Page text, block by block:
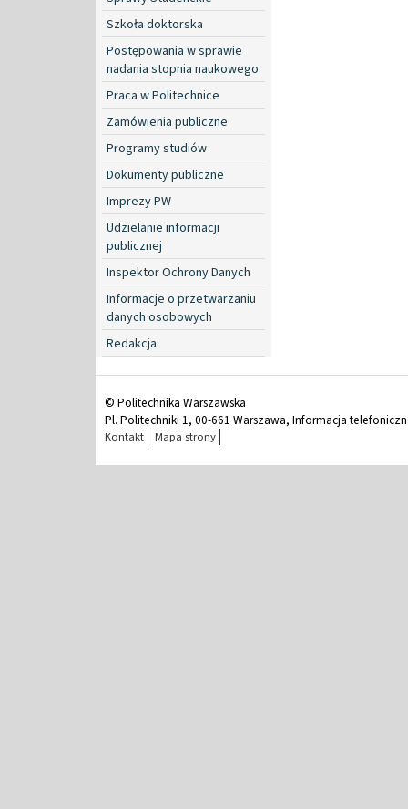
Szkoła doktorska
Postępowania w sprawie
nadania stopnia naukowego
Praca w Politechnice
Zamówienia publiczne
Programy studiów
Dokumenty publiczne
Imprezy PW
Udzielanie informacji
publicznej
Inspektor Ochrony Danych
Informacje o przetwarzaniu
danych osobowych
Redakcja
© Politechnika Warszawska
Pl. Politechniki 1, 00-661 Warszawa, Informacja
Kontakt Mapa strony